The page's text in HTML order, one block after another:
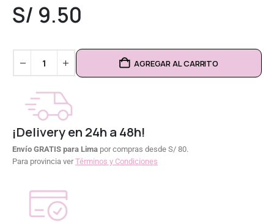
S/ 9.50
AGREGAR AL CARRITO
¡Delivery en 24h a 48h!
Envío GRATIS para Lima por compras desde S/ 80.
Para provincia verTérminos y Condiciones